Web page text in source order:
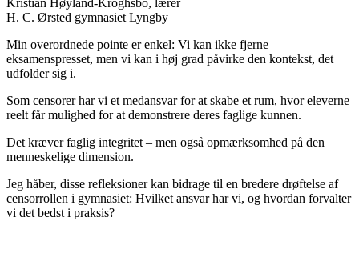
Kristian Høyland-Kroghsbo, lærer
H. C. Ørsted gymnasiet Lyngby
Min overordnede pointe er enkel: Vi kan ikke fjerne
eksamenspresset, men vi kan i høj grad påvirke den kontekst, det
udfolder sig i.
Som censorer har vi et medansvar for at skabe et rum, hvor eleverne
reelt får mulighed for at demonstrere deres faglige kunnen.
Det kræver faglig integritet – men også opmærksomhed på den
menneskelige dimension.
Jeg håber, disse refleksioner kan bidrage til en bredere drøftelse af
censorrollen i gymnasiet: Hvilket ansvar har vi, og hvordan forvalter
vi det bedst i praksis?